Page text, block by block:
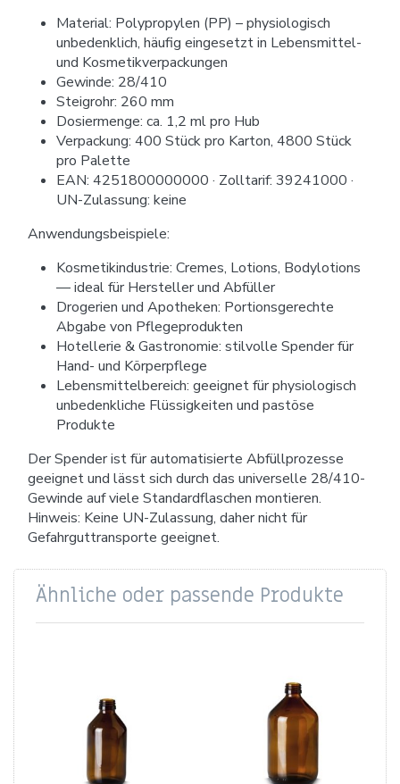
Material: Polypropylen (PP) – physiologisch
unbedenklich, häufig eingesetzt in Lebensmittel-
und Kosmetikverpackungen
Gewinde: 28/410
Steigrohr: 260 mm
Dosiermenge: ca. 1,2 ml pro Hub
Verpackung: 400 Stück pro Karton, 4800 Stück
pro Palette
EAN: 4251800000000 · Zolltarif: 39241000 ·
UN-Zulassung: keine
Anwendungsbeispiele:
Kosmetikindustrie: Cremes, Lotions, Bodylotions
— ideal für Hersteller und Abfüller
Drogerien und Apotheken: Portionsgerechte
Abgabe von Pflegeprodukten
Hotellerie & Gastronomie: stilvolle Spender für
Hand- und Körperpflege
Lebensmittelbereich: geeignet für physiologisch
unbedenkliche Flüssigkeiten und pastöse
Produkte
Der Spender ist für automatisierte Abfüllprozesse
geeignet und lässt sich durch das universelle 28/410-
Gewinde auf viele Standardflaschen montieren.
Hinweis: Keine UN-Zulassung, daher nicht für
Gefahrguttransporte geeignet.
Ähnliche oder passende Produkte